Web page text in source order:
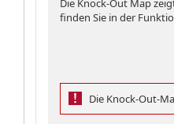
Die Knock-Out Map
finden Sie in der
Die Knock-Out-